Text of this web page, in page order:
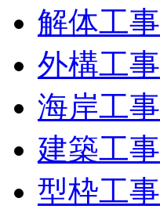
解体工事
外構工事
海岸工事
建築工事
型枠工事